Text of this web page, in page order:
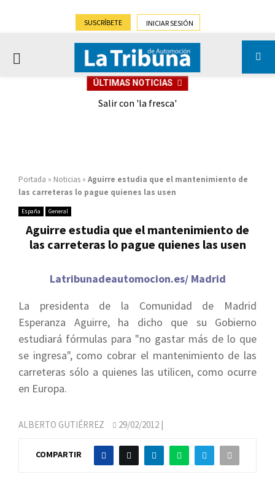
SUSCRÍBETE INICIAR SESIÓN
PRIMARY
ÚLTIMAS NOTICIAS
Salir con 'la fresca'
Portada » Noticias » Aguirre estudia que el mantenimiento de
las carreteras lo pague quienes las usen
España General
Aguirre estudia que el mantenimiento de
las carreteras lo pague quienes las usen
Latribunadeautomocion.es/ Madrid
La presidenta de la Comunidad de Madrid
Esperanza Aguirre, ha dicho que su Gobierno
estudiará fórmulas para "no gastar más de lo que
se ingresa", como cobrar el mantenimiento de las
carreteras sólo a quienes las utilicen, como ocurre
en Europa.
ALBERTO GUTIÉRREZ 29/02/2012 |
COMPARTIR